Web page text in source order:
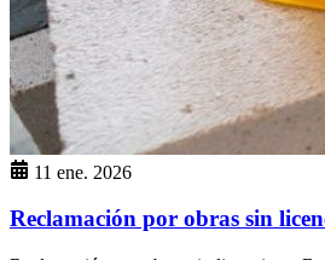
11 ene. 2026
Reclamación por obras sin